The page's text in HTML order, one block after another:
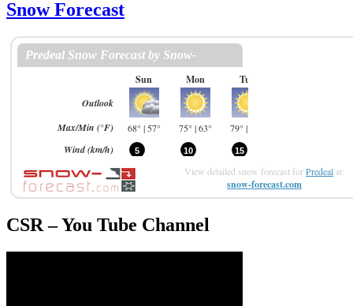
Snow Forecast
View detailed snow forecast forPredeal at:
snow-forecast.com
CSR – You Tube Channel